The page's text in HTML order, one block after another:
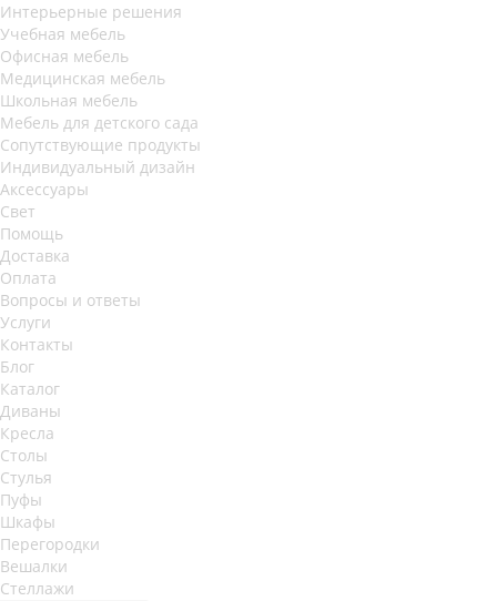
Интерьерные решения
Учебная мебель
Офисная мебель
Медицинская мебель
Школьная мебель
Мебель для детского сада
Сопутствующие продукты
Индивидуальный дизайн
Аксессуары
Свет
Помощь
Доставка
Оплата
Вопросы и ответы
Услуги
Контакты
Блог
Каталог
Диваны
Кресла
Столы
Стулья
Пуфы
Шкафы
Перегородки
Вешалки
Стеллажи